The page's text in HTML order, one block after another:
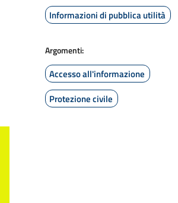
Informazioni di pubblica utilità
Argomenti:
Accesso all'informazione
Protezione civile